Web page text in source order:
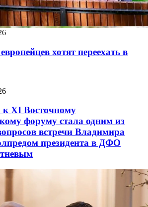
хотят переехать в
к XI Восточному
форуму стала одним из
встречи Владимира
президента в ДФО